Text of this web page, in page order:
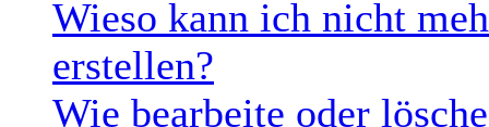
Wieso kann ich nicht
erstellen?
Wie bearbeite oder